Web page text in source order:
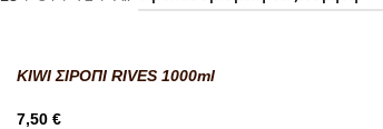
KIWI ΣΙΡΟΠΙ RIVES 1000ml
7,50 €